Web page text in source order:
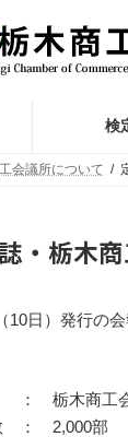
検
会議所について
・栃木
10日）発行の
栃木商工会
： 2,000部